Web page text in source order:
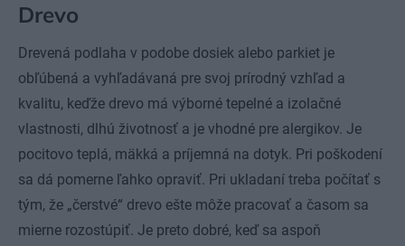
Drevo
Drevená podlaha v podobe dosiek alebo parkiet je
obľúbená a vyhľadávaná pre svoj prírodný vzhľad a
kvalitu, keďže drevo má výborné tepelné a izolačné
vlastnosti, dlhú životnosť a je vhodné pre alergikov. Je
pocitovo teplá, mäkká a príjemná na dotyk. Pri poškodení
sa dá pomerne ľahko opraviť. Pri ukladaní treba počítať s
tým, že „čerstvé“ drevo ešte môže pracovať a časom sa
mierne rozostúpiť. Je preto dobré, keď sa aspoň